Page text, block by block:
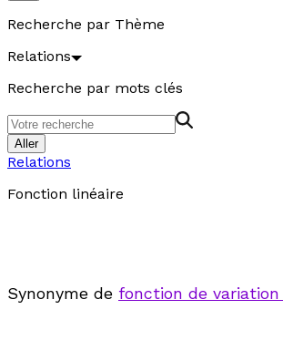
Recherche par Thème
Relations
Recherche par mots clés
Aller
Relations
Fonction linéaire
Synonyme de fonction de variation